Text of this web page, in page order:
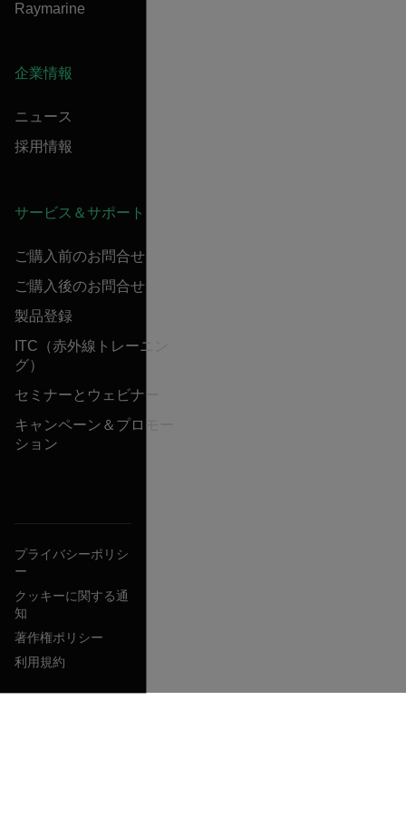
Raymarine
企業情報
ニュース
採用情報
サービス＆サポート
ご購入前のお問合せ
ご購入後のお問合せ
製品登録
ITC（赤外線トレーニン
グ）
セミナーとウェビナー
キャンペーン＆プロモー
ション
プライバシーポリシ
ー
クッキーに関する通
知
著作権ポリシー
利用規約